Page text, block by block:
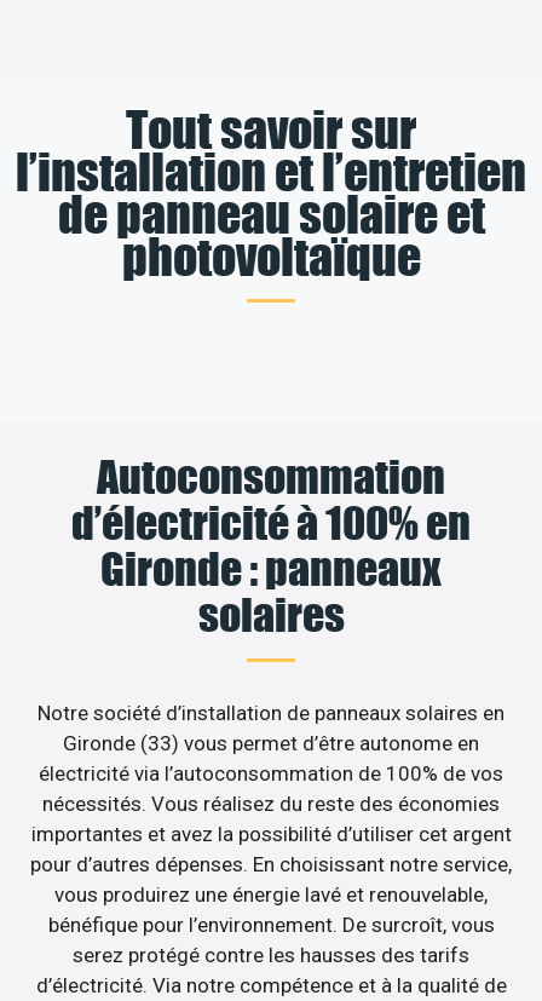
Tout savoir sur
l’installation et l’entretien
de panneau solaire et
photovoltaïque
Autoconsommation
d’électricité à 100% en
Gironde : panneaux
solaires
Notre société d’installation de panneaux solaires en
Gironde (33) vous permet d’être autonome en
électricité via l’autoconsommation de 100% de vos
nécessités. Vous réalisez du reste des économies
importantes et avez la possibilité d’utiliser cet argent
pour d’autres dépenses. En choisissant notre service,
vous produirez une énergie lavé et renouvelable,
bénéfique pour l’environnement. De surcroît, vous
serez protégé contre les hausses des tarifs
d’électricité. Via notre compétence et à la qualité de